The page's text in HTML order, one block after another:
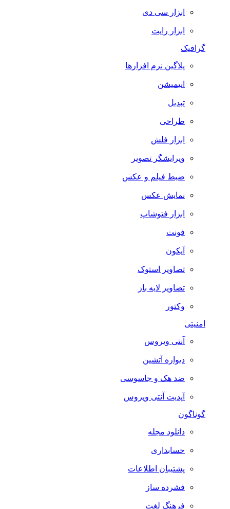
ابزار سی دی
ابزار رایت
گرافیک
پلاگین نرم افزارها
انیمیشن
تبدیل
طراحی
ابزار فلش
ویرایشگر تصویر
ضبط فيلم و عكس
نمایش عکس
ابزار فتوشاپ
فونت
آیکون
تصاویر استوک
تصاویر لایه باز
وکتور
امنیتی
آنتی ویروس
دیواره آتشین
ضد هک و جاسوسی
آپدیت آنتی ویروس
گوناگون
دانلود مجله
حسابداری
پشتیبان اطلاعات
فشرده ساز
فرهنگ لغت